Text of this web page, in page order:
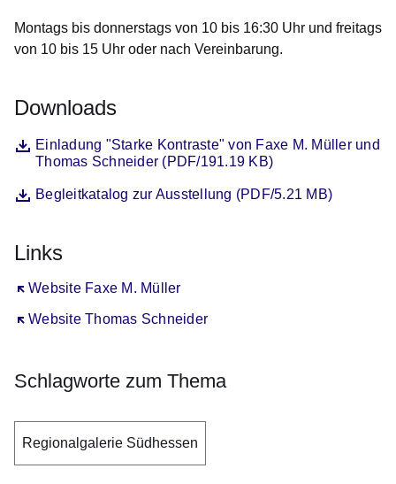
Montags bis donnerstags von 10 bis 16:30 Uhr und freitags
von 10 bis 15 Uhr oder nach Vereinbarung.
Downloads
DateiEinladung "Starke Kontraste" von Faxe M. Müller und
Thomas Schneider (PDF/191.19 KB)
Öffnet sich in einem neuen Fenster
DateiBegleitkatalog zur Ausstellung (PDF/5.21 MB)
Öffnet sich in einem neuen Fenster
Links
Website Faxe M. Müller
Öffnet sich in einem neuen Fenster
Website Thomas Schneider
Öffnet sich in einem neuen Fenster
Schlagworte zum Thema
Regionalgalerie Südhessen